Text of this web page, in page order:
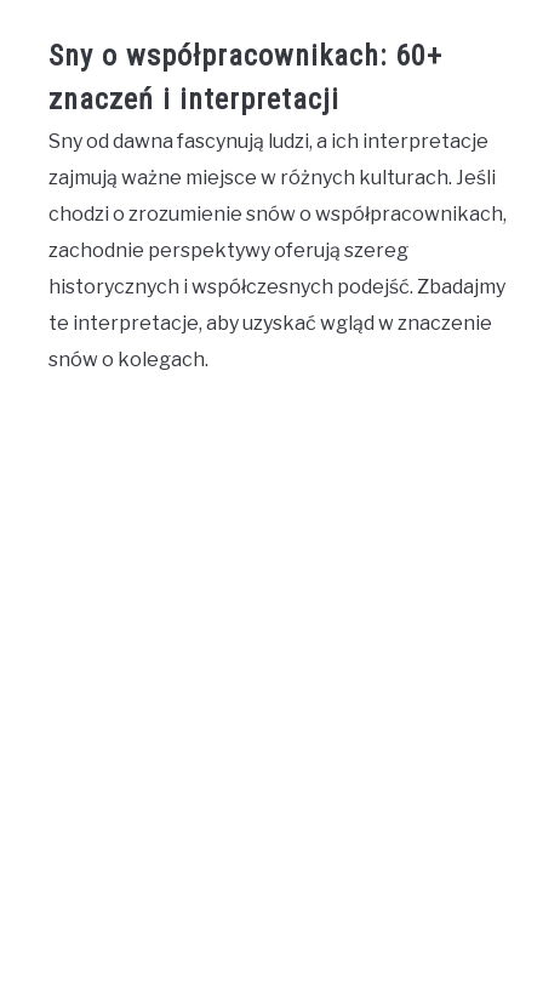
Sny o współpracownikach: 60+
znaczeń i interpretacji
Sny od dawna fascynują ludzi, a ich interpretacje
zajmują ważne miejsce w różnych kulturach. Jeśli
chodzi o zrozumienie snów o współpracownikach,
zachodnie perspektywy oferują szereg
historycznych i współczesnych podejść. Zbadajmy
te interpretacje, aby uzyskać wgląd w znaczenie
snów o kolegach.